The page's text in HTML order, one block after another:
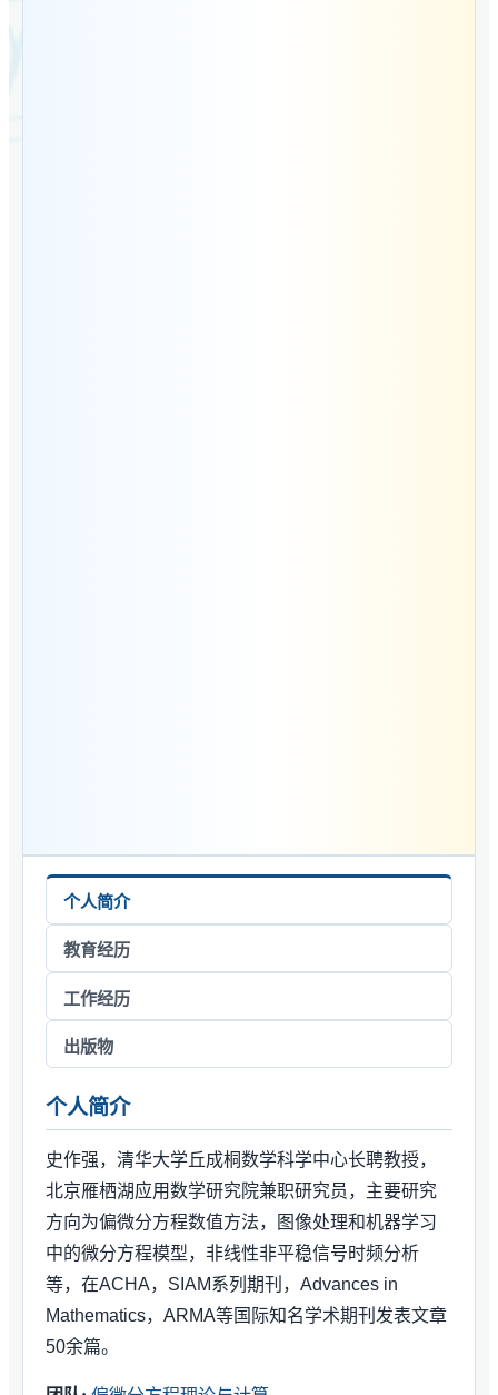
个人简介
教育经历
工作经历
出版物
个人简介
史作强，清华大学丘成桐数学科学中心长聘教授，
北京雁栖湖应用数学研究院兼职研究员，主要研究
方向为偏微分方程数值方法，图像处理和机器学习
中的微分方程模型，非线性非平稳信号时频分析
等，在ACHA，SIAM系列期刊，Advances in
Mathematics，ARMA等国际知名学术期刊发表文章
50余篇。